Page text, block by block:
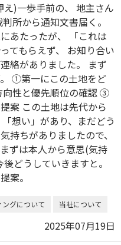
)一歩手前の、 地主さん
所から通知文書届く。
あたったが、 「これは
てもらえず、 お知り合い
絡がありました。 まず
①第一にこの土地をど
性と優先順位の確認 ③
案 この土地は先代から
想い」があり、まだどう
持ちがありましたので、
ずは本人から意思(気持
どうしていきますと。
案。
グについて 当社について
2025年07月19日